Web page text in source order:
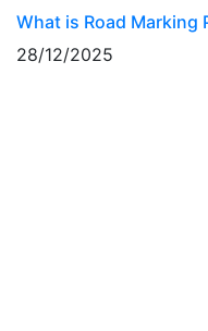
What is Road Marking
28/12/2025